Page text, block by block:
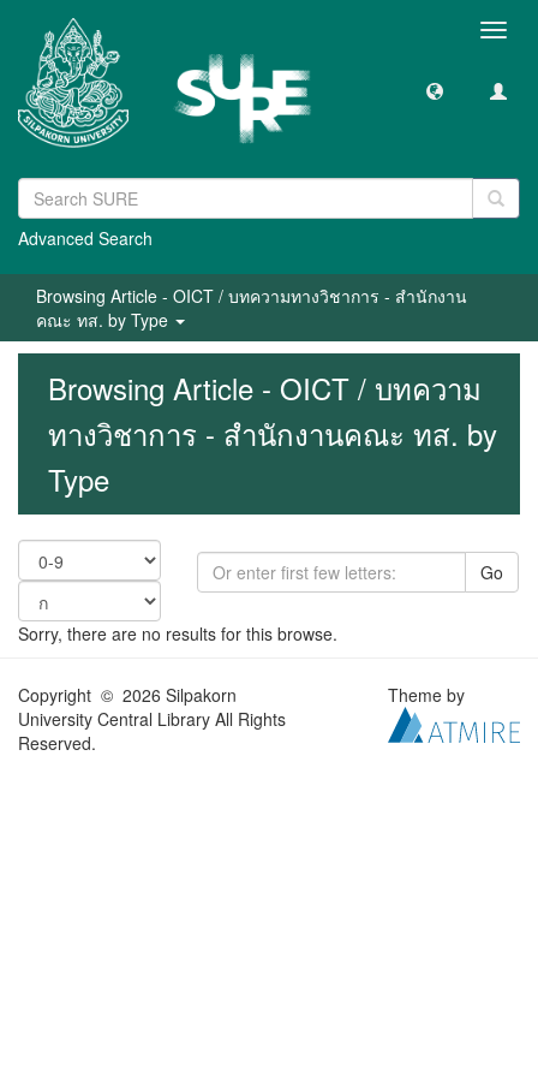
Advanced Search
Browsing Article - OICT / บทความทางวิชาการ - สำนักงาน
คณะ ทส. by Type
Browsing Article - OICT / บทความ
ทางวิชาการ - สำนักงานคณะ ทส. by
Type
Go
Sorry, there are no results for this browse.
Copyright © 2026 Silpakorn
University Central Library All Rights
Reserved.
Theme by